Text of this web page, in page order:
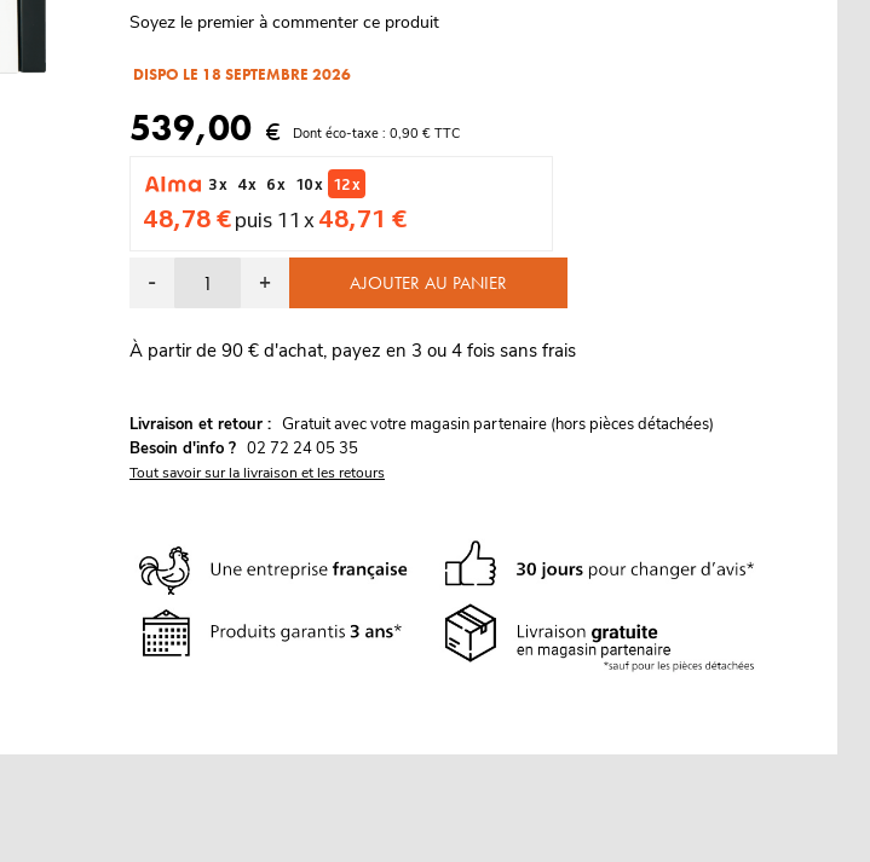
Soyez le premier à commenter ce produit
DISPO LE 18 SEPTEMBRE 2026
539,00 € Dont éco-taxe : 0,90 € TTC
3 x 4 x 6 x 10 x 12 x
48,78 €puis 11 x 48,71 €
- + AJOUTER AU PANIER
À partir de 90 € d'achat, payez en 3 ou 4 fois sans frais
Livraison et retour : Gratuit avec votre magasin partenaire (hors pièces détachées)
Besoin d'info ? 02 72 24 05 35
Tout savoir sur la livraison et les retours